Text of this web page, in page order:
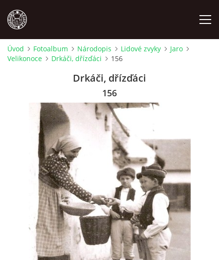
MÍSTOPIS
OSOBNOSTI
ODKAZY
DŮL NA SLÍDU (NA KOLE)
Úvod Fotoalbum Národopis Lidové zvyky
Jaro
Velikonoce
Drkáči, dřízďáci 156
Drkáči, dřízďáci
156